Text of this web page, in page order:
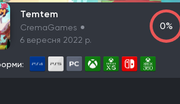
Soul Games
Big Bad Wolf Frogwares
Entertainment
PUBG Studios
Games
Sandfall Interactive SHIFT
Dressed Games
Nelson Sexton
Temtem
CremaGames
6 вересня 2022 р.
0%